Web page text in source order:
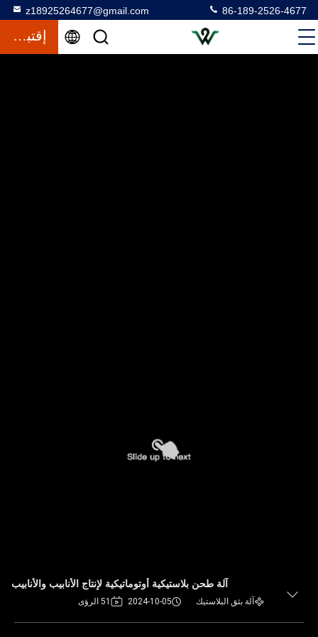
z18925264677@gmail.com 86-189-2526-4677
إقتباس
آلة طحن بلاستيكية أوتوماتيكية لإنتاج الأنابيب والأنابيب
آلة بثق البلاستيك 2024-10-05 51 الرؤى